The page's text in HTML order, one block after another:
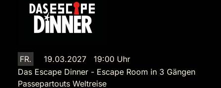
FR.
19.03.2027 19:00 Uhr
Das Escape Dinner - Escape Room in 3 Gängen
Passepartouts Weltreise